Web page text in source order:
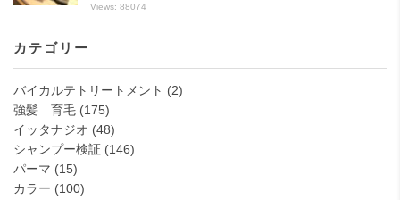
Views: 88074
カテゴリー
バイカルテトリートメント (2)
強髪 育毛 (175)
イッタナジオ (48)
シャンプー検証 (146)
パーマ (15)
カラー (100)